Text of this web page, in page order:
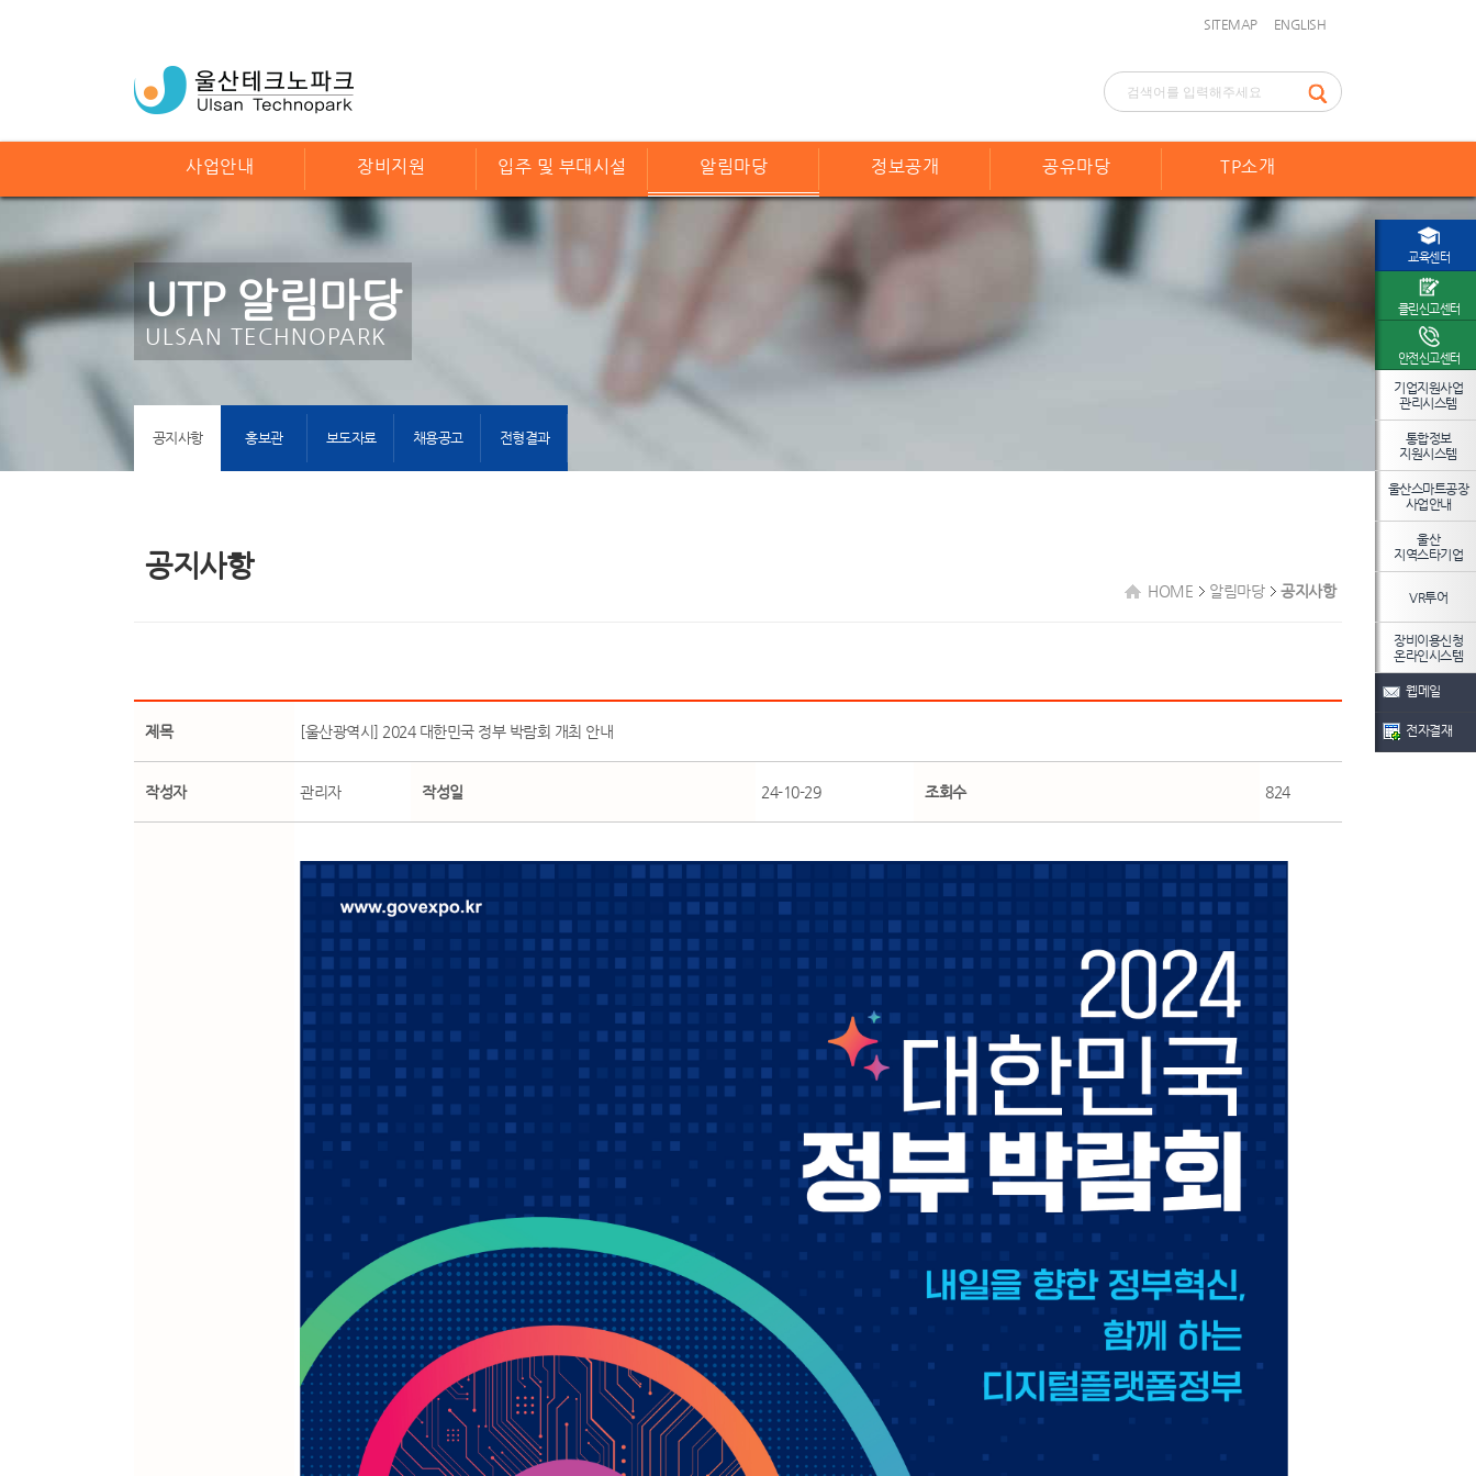
SITEMAP ENGLISH
사업안내 장비지원 입주 및 부대시설 알림마당 정보공개 공유마당 TP소개
UTP 알림마당
ULSAN TECHNOPARK
공지사항 홍보관 보도자료 채용공고 전형결과
공지사항
HOME 알림마당 공지사항
제목 [울산광역시] 2024 대한민국 정부 박람회 개최 안내
작성자 관리자 작성일 24-10-29 조회수 824
교육센터
클린신고센터
안전신고센터
기업지원사업
관리시스템
통합정보
지원시스템
울산스마트공장
사업안내
울산
지역스타기업
VR투어
장비이용신청
온라인시스템
웹메일
전자결재